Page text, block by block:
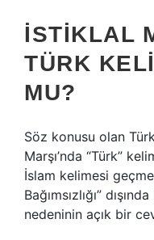
İSTIKLAL
TÜRK
MU?
Söz konusu olan
Marşı’nda “Türk”
İslam kelimesi
Bağımsızlığı”
nedeninin açık bir